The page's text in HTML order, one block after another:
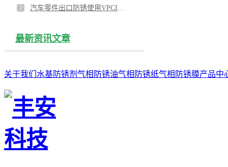
最新资讯文章
关于我们 水基防锈剂 气相防锈油气相防锈纸气相防锈膜产品中